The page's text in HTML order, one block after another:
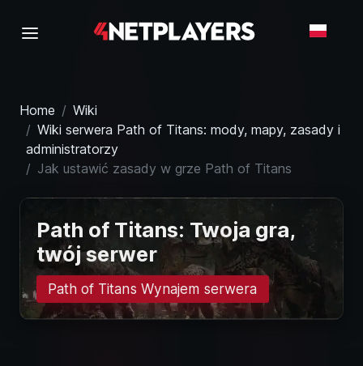
Home
Wiki
Wiki serwera Path of Titans: mody, mapy, zasady i
administratorzy
Jak ustawić zasady w grze Path of Titans
Path of Titans: Twoja gra,
twój serwer
Path of Titans Wynajem serwera